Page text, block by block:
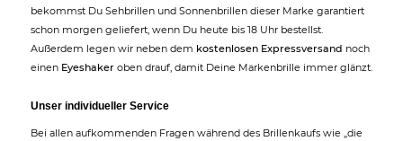
bekommst Du Sehbrillen und Sonnenbrillen dieser Marke garantiert
schon morgen geliefert, wenn Du heute bis 18 Uhr bestellst.
Außerdem legen wir neben dem kostenlosen Expressversand noch
einen Eyeshaker oben drauf, damit Deine Markenbrille immer glänzt.
Unser individueller Service
Bei allen aufkommenden Fragen während des Brillenkaufs wie „die